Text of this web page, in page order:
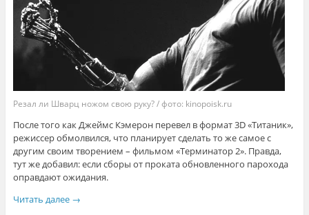
Резал ли Шварц ножом свою руку? / фото: kinopoisk.ru
После того как Джеймс Кэмерон перевел в формат 3D «Титаник»,
режиссер обмолвился, что планирует сделать то же самое с
другим своим творением – фильмом «Терминатор 2». Правда,
тут же добавил: если сборы от проката обновленного парохода
оправдают ожидания.
Читать далее →